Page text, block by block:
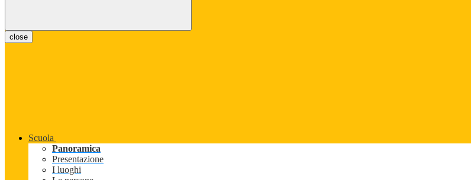
close
Scuola
Panoramica
Presentazione
I luoghi